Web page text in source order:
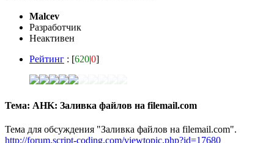
Malcev
Разработчик
Неактивен
Рейтинг : [620|0]
Тема: AHK: Заливка файлов на filemail.com
Тема для обсуждения "Заливка файлов на filemail.com".
http://forum.script-coding.com/viewtopic.php?id=17680